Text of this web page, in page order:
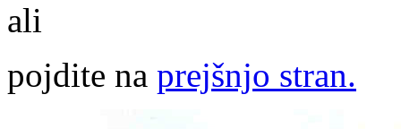
ali
pojdite na prejšnjo stran.